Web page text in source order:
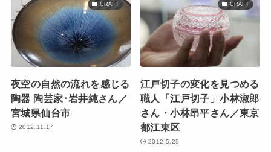
CRAFT
夜空の自然の流れを感じる
陶器 陶芸家･岩井純さん／
宮城県仙台市
2012.11.17
CRAFT
江戸切子の変化を見つめる
職人「江戸切子」小林淑郎
さん・小林昂平さん／東京
都江東区
2012.5.29